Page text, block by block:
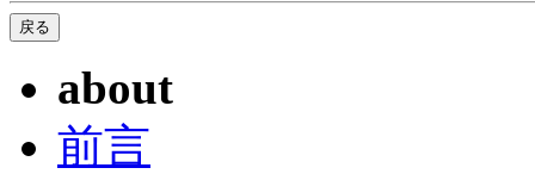
about
前言